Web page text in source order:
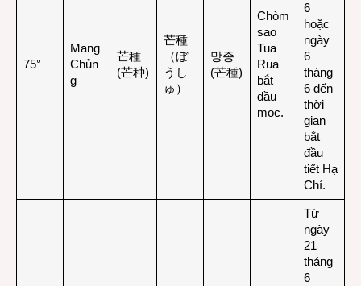
75°
Mang
Chủn
g
芒種
(芒种)
芒種
（ぼ
うし
ゅ）
망종
(芒種)
Chòm
sao
Tua
Rua
bắt
đầu
mọc.
6
hoặc
ngày
6
tháng
6 đến
thời
gian
bắt
đầu
tiết Hạ
Chí.
Từ
ngày
21
tháng
6